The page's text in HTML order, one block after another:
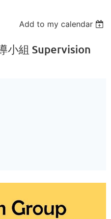
Add to my calendar
小組 Supervision